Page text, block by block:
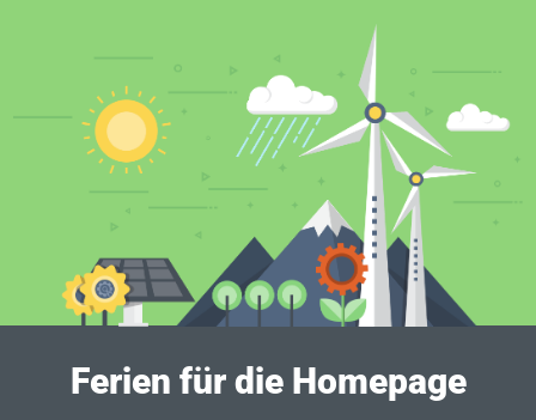
Ferien für die Homepage